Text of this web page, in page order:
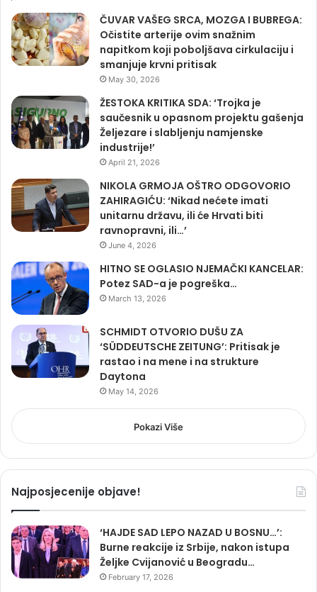
ČUVAR VAŠEG SRCA, MOZGA I BUBREGA:
Očistite arterije ovim snažnim
napitkom koji poboljšava cirkulaciju i
smanjuje krvni pritisak
May 30, 2026
ŽESTOKA KRITIKA SDA: ‘Trojka je
saučesnik u opasnom projektu gašenja
Željezare i slabljenju namjenske
industrije!’
April 21, 2026
NIKOLA GRMOJA OŠTRO ODGOVORIO
ZAHIRAGIĆU: ‘Nikad nećete imati
unitarnu državu, ili će Hrvati biti
ravnopravni, ili…’
June 4, 2026
HITNO SE OGLASIO NJEMAČKI KANCELAR:
Potez SAD-a je pogreška…
March 13, 2026
SCHMIDT OTVORIO DUŠU ZA
‘SÜDDEUTSCHE ZEITUNG’: Pritisak je
rastao i na mene i na strukture
Daytona
May 14, 2026
Pokazi Više
Najposjecenije objave!
‘HAJDE SAD LEPO NAZAD U BOSNU…’:
Burne reakcije iz Srbije, nakon istupa
Željke Cvijanović u Beogradu…
February 17, 2026